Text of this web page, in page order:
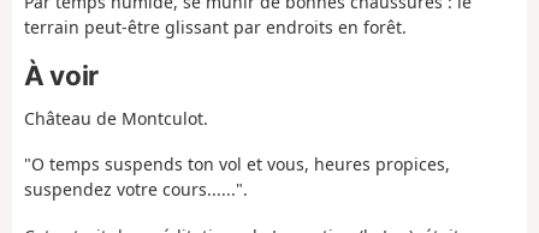
terrain peut-être glissant par endroits en forêt.
À voir
Château de Montculot.
"O temps suspends ton vol et vous, heures propices,
suspendez votre cours......".